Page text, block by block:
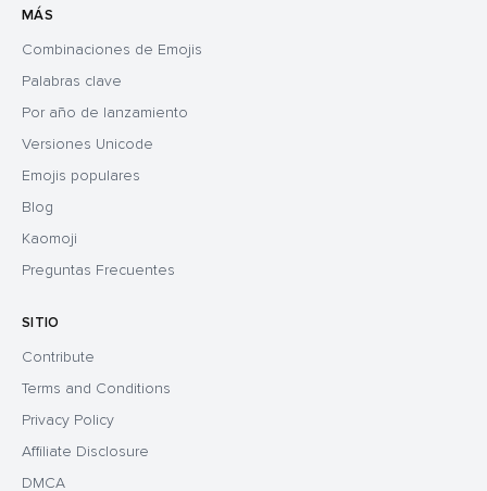
MÁS
Combinaciones de Emojis
Palabras clave
Por año de lanzamiento
Versiones Unicode
Emojis populares
Blog
Kaomoji
Preguntas Frecuentes
SITIO
Contribute
Terms and Conditions
Privacy Policy
Affiliate Disclosure
DMCA